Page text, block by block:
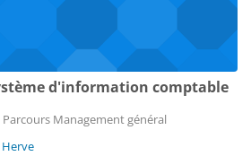
d'information comptable
Management général
Herve